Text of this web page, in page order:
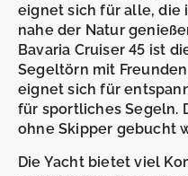
eignet sich für alle, die
nahe der Natur
Bavaria Cruiser 45 ist
Segeltörn mit
eignet sich für
für sportliches Segeln.
ohne Skipper gebucht
Die Yacht bietet viel